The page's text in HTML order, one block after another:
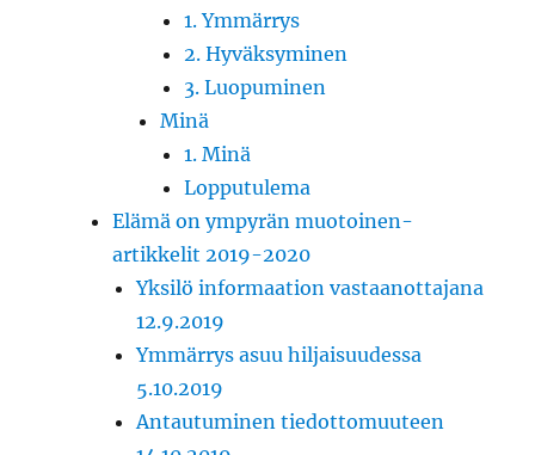
1. Ymmärrys
2. Hyväksyminen
3. Luopuminen
Minä
1. Minä
Lopputulema
Elämä on ympyrän muotoinen-
artikkelit 2019-2020
Yksilö informaation vastaanottajana
12.9.2019
Ymmärrys asuu hiljaisuudessa
5.10.2019
Antautuminen tiedottomuuteen